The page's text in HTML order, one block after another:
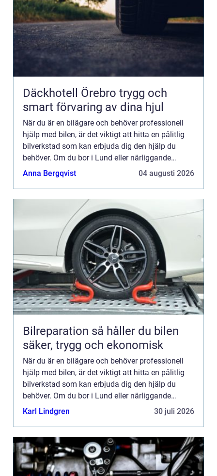
Däckhotell Örebro trygg och
smart förvaring av dina hjul
När du är en bilägare och behöver professionell
hjälp med bilen, är det viktigt att hitta en pålitlig
bilverkstad som kan erbjuda dig den hjälp du
behöver. Om du bor i Lund eller närliggande
områden är det viktigt att hitta en lokal bilverkstad
Anna Bergqvist 04 augusti 2026
Bilreparation så håller du bilen
säker, trygg och ekonomisk
När du är en bilägare och behöver professionell
hjälp med bilen, är det viktigt att hitta en pålitlig
bilverkstad som kan erbjuda dig den hjälp du
behöver. Om du bor i Lund eller närliggande
områden är det viktigt att hitta en lokal bilverkstad
Karl Lindgren 30 juli 2026